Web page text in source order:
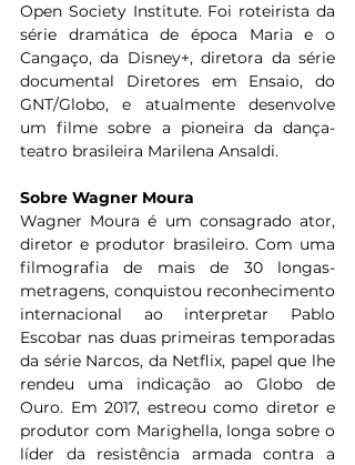
Open Society Institute. Foi roteirista da
série dramática de época Maria e o
Cangaço, da Disney+, diretora da série
documental Diretores em Ensaio, do
GNT/Globo, e atualmente desenvolve
um filme sobre a pioneira da dança-
teatro brasileira Marilena Ansaldi.
Sobre Wagner Moura
Wagner Moura é um consagrado ator,
diretor e produtor brasileiro. Com uma
filmografia de mais de 30 longas-
metragens, conquistou reconhecimento
internacional ao interpretar Pablo
Escobar nas duas primeiras temporadas
da série Narcos, da Netflix, papel que lhe
rendeu uma indicação ao Globo de
Ouro. Em 2017, estreou como diretor e
produtor com Marighella, longa sobre o
líder da resistência armada contra a